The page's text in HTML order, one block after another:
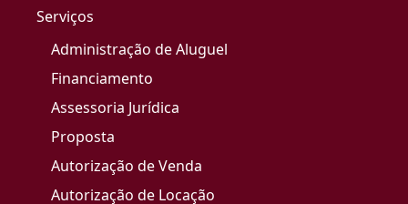
Serviços
Administração de Aluguel
Financiamento
Assessoria Jurídica
Proposta
Autorização de Venda
Autorização de Locação